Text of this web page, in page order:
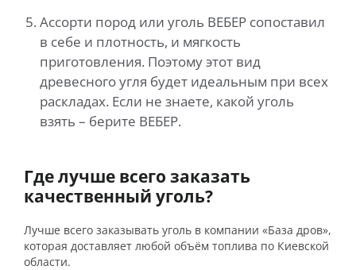
Ассорти пород или уголь ВЕБЕР сопоставил
в себе и плотность, и мягкость
приготовления. Поэтому этот вид
древесного угля будет идеальным при всех
раскладах. Если не знаете, какой уголь
взять – берите ВЕБЕР.
Где лучше всего заказать
качественный уголь?
Лучше всего заказывать уголь в компании «База дров»,
которая доставляет любой объём топлива по Киевской
области.